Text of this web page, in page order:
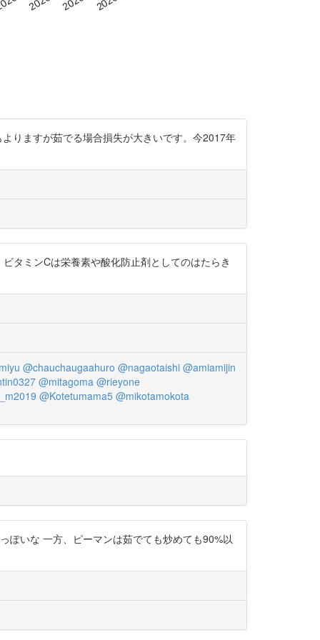
りますが茹でる場合損失が大きいです。今2017年
タミンCは栄養素や酸化防止剤としてのはたらき
@chauchaugaahuro @nagaotaishi @amiamijin
@mitagoma @rieyone
@Kotetumama5 @mikotamokota
ぽいな 一方、ピーマンは茹でても炒めても90%以